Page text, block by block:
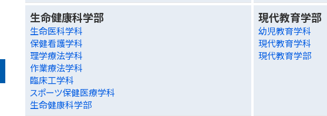
生命健康科学部
生命医科学科
保健看護学科
理学療法学科
作業療法学科
臨床工学科
スポーツ保健医療学科
生命健康科学部
現代教育学部
幼児教育学科
現代教育学科
現代教育学部